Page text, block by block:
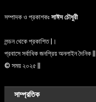
সম্পাদক ও প্রকাশকঃসাঈদ চৌধুরী
লন্ডন থেকে প্রকাশিত |।
প্রবাসে সর্বাধিক জনপ্রিয় অনলাইন দৈনিক ||
© সময় ২০২৫ ||
সাম্প্রতিক